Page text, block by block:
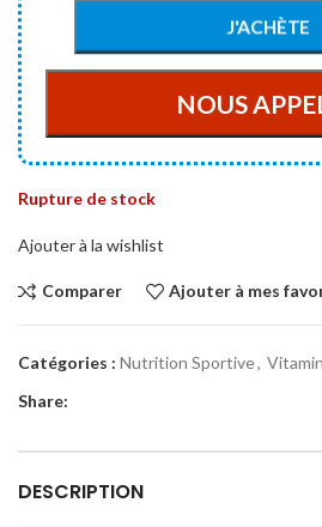
Rupture de stock
Ajouter à la wishlist
Comparer Ajouter à mes
Catégories : Nutrition Sportive,
Share:
DESCRIPTION